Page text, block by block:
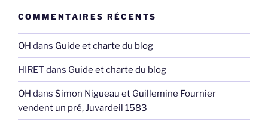
COMMENTAIRES RÉCENTS
OH dans Guide et charte du blog
HIRET dans Guide et charte du blog
OH dans Simon Nigueau et Guillemine Fournier
vendent un pré, Juvardeil 1583